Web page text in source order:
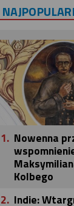
1. Nowenna
Kolbego
2. Indie: